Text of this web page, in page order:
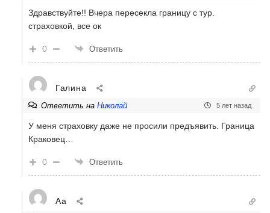
Здравствуйте!! Вчера пересекла границу с тур.
страховкой, все ок
0 Ответить
Галина
Ответить на Николай 5 лет назад
У меня страховку даже не просили предъявить. Граница
Краковец…
0 Ответить
Аа